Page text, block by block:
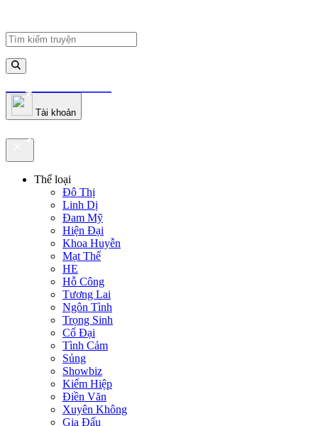
truyenfullz.com
Tài khoản
truyenfullz.com
Thể loại
Đô Thị
Linh Dị
Đam Mỹ
Hiện Đại
Khoa Huyễn
Mạt Thế
HE
Hỗ Công
Tương Lai
Ngôn Tình
Trọng Sinh
Cổ Đại
Tình Cảm
Sủng
Showbiz
Kiếm Hiệp
Điền Văn
Xuyên Không
Gia Đấu